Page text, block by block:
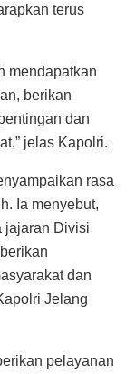
terus
mendapatkan
berikan
dan
jelas Kapolri.
rasa
Ia menyebut,
jajaran Divisi
dan
Jelang
pelayanan